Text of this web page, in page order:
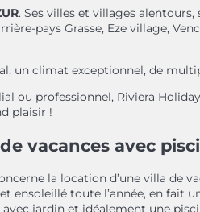
. Ses villes et villages
pays Grasse, Eze village,
un climat exceptionnel, de
ou professionnel, Riviera
plaisir !
vacances avec
la location d’une villa de
toute l’année, en
jardin et idéalement une